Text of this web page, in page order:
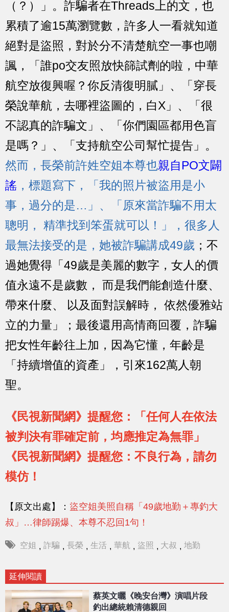
（？）」。詐騙者在Threads上的文，也
累積了逾15萬瀏覽數，許多人一看就知道
絕對是盜照，對於分不清楚航空一事也嘲
諷，「誰po交友照放快篩試劑的啦，中華
航空放復興喔？你反清復明膩」、「穿長
榮說華航，去哪裡盜圖的，白X」、「很
不認真的詐騙文」、「你們園區都用色盲
是嗎？」、「支持航空公司幫忙提告」。
然而，長榮前許姓空姐本尊也親自PO文闢
謠，標題寫下，「我的照片被盜用是小
事，過分的是…」、「原來當詐騙不用太
聰明， 精準找到笨蛋就可以！」，很多人
最無法接受的是，她被詐騙講成49歲 ；不
過她覺得「49歲是美麗的數字，女人的價
值永遠不是歲數， 而是我們能創造什麼、
帶來什麼、 以及面對誤解時， 依然優雅站
立的力量」；最後還用高情商回覆，詐騙
把女性年齡往上加，因為它懂，年齡是
「持續增值的資產」，引來162萬人朝
聖。
《民視新聞網》提醒您：「任何人在依法
被判決有罪確定前，均應推定為無罪」
《民視新聞網》提醒您：不良行為，請勿
模仿！
【原文出處】： 盜空姐美照自稱「49歲地勤＋專釣大
叔」…律師踢爆、本尊不忍回1句！
空姐 , 詐騙 , 長榮 , 生活 , 華航 , 盜照 , 大叔 , 地勤
延伸閱讀
蔡英文曬《晚安台灣》演唱片段
釣出總統賴清德親回